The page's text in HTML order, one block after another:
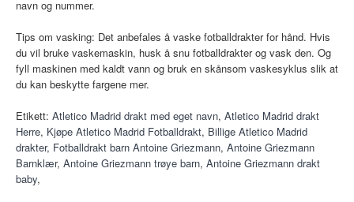
navn og nummer.
Tips om vasking: Det anbefales å vaske fotballdrakter for hånd. Hvis
du vil bruke vaskemaskin, husk å snu fotballdrakter og vask den. Og
fyll maskinen med kaldt vann og bruk en skånsom vaskesyklus slik at
du kan beskytte fargene mer.
Etikett: Atletico Madrid drakt med eget navn, Atletico Madrid drakt
Herre, Kjøpe Atletico Madrid Fotballdrakt, Billige Atletico Madrid
drakter, Fotballdrakt barn Antoine Griezmann, Antoine Griezmann
Barnklær, Antoine Griezmann trøye barn, Antoine Griezmann drakt
baby,